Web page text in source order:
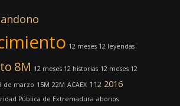
12 meses 12 leyendas
8M 12 meses 12 historias 12 meses 12
de marzo 15M 22M ACAEX 112 2016
Pública de Extremadura abonos